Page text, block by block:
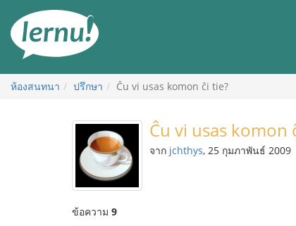
สารบัญ
ห้องสนทนา ปรึกษา Ĉu vi usas komon ĉi tie?
Ĉu vi usas komon
จาก jchthys, 25 กุมภาพันธ์ 2009
ข้อความ 9